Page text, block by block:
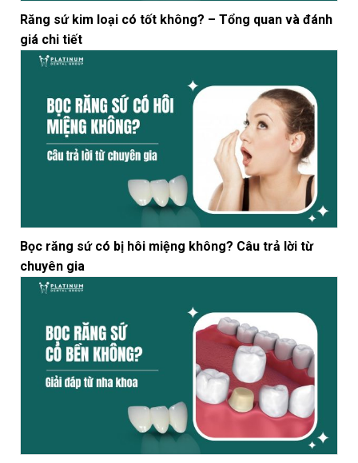
Răng sứ kim loại có tốt không? – Tổng quan và đánh
giá chi tiết
Bọc răng sứ có bị hôi miệng không? Câu trả lời từ
chuyên gia